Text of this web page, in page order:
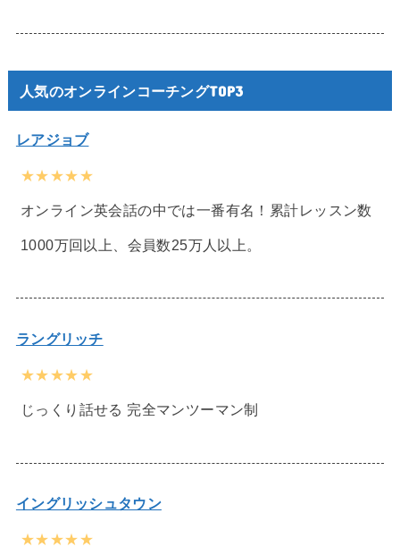
人気のオンラインコーチングTOP3
レアジョブ
★★★★★
オンライン英会話の中では一番有名！累計レッスン数
1000万回以上、会員数25万人以上。
ラングリッチ
★★★★★
じっくり話せる 完全マンツーマン制
イングリッシュタウン
★★★★★